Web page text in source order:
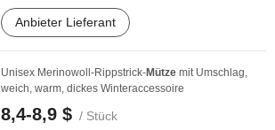
Anbieter Lieferant
Unisex Merinowoll-Rippstrick-Mütze mit Umschlag,
weich, warm, dickes Winteraccessoire
8,4-8,9 $ / Stück